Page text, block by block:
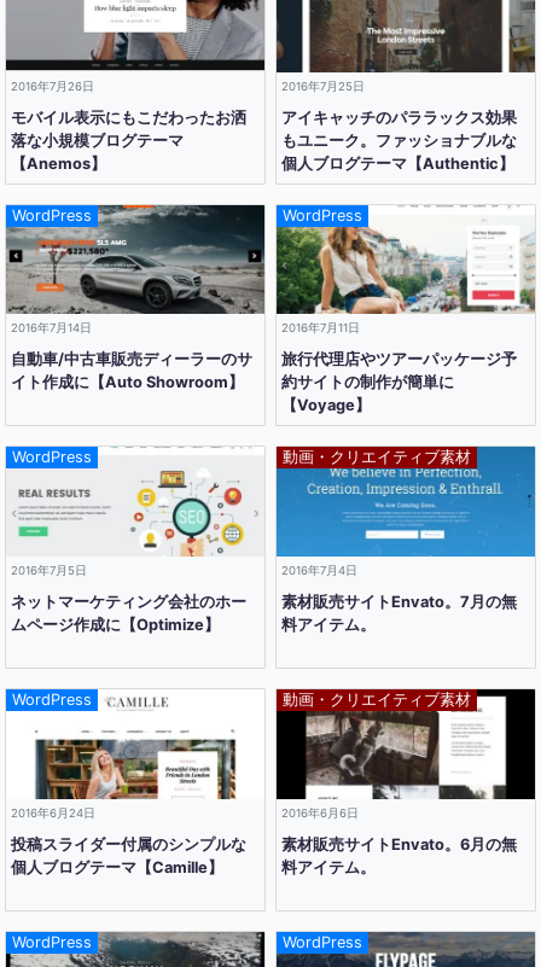
2016年7月26日
モバイル表示にもこだわったお洒
落な小規模ブログテーマ
【Anemos】
2016年7月25日
アイキャッチのパララックス効果
もユニーク。ファッショナブルな
個人ブログテーマ【Authentic】
WordPress
2016年7月14日
自動車/中古車販売ディーラーのサ
イト作成に【Auto Showroom】
WordPress
2016年7月11日
旅行代理店やツアーパッケージ予
約サイトの制作が簡単に
【Voyage】
WordPress
2016年7月5日
ネットマーケティング会社のホー
ムページ作成に【Optimize】
動画・クリエイティブ素材
2016年7月4日
素材販売サイトEnvato。7月の無
料アイテム。
WordPress
2016年6月24日
投稿スライダー付属のシンプルな
個人ブログテーマ【Camille】
動画・クリエイティブ素材
2016年6月6日
素材販売サイトEnvato。6月の無
料アイテム。
WordPress WordPress